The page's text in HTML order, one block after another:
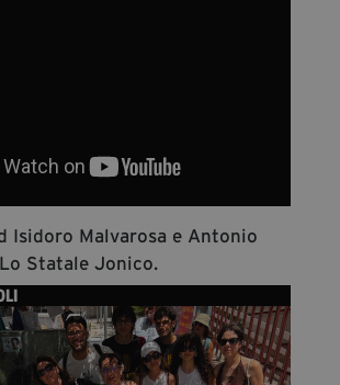
Isidoro Malvarosa e Antonio
Statale Jonico.